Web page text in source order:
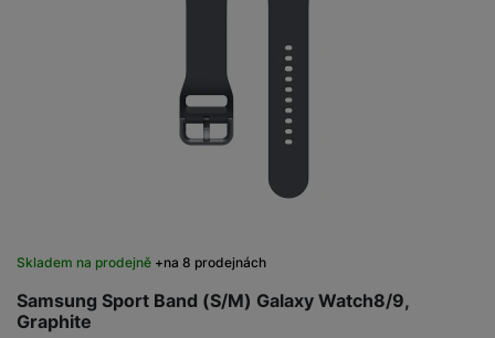
Samsung Sport Band (S/M) Galaxy Watch8/9,
Graphite
Skladem na prodejně na 8 prodejnách